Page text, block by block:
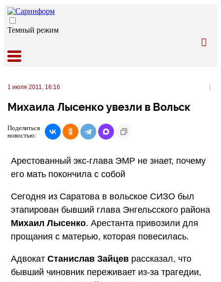
Темный режим
1 июля 2011, 16:16
Михаила Лысенко увезли в Вольск
Поделиться
новостью:
Арестованный экс-глава ЭМР не знает, почему
его мать покончила с собой
Сегодня из Саратова в вольское СИЗО был
этапирован бывший глава Энгельсского района
Михаил Лысенко. Арестанта привозили для
прощания с матерью, которая повесилась.
Адвокат Станислав Зайцев рассказал, что
бывший чиновник переживает из-за трагедии,